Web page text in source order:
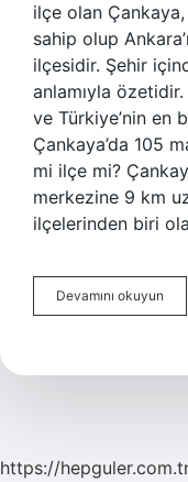
ilçe olan
sahip olup
ilçesidir. Şehir
anlamıyla özetidir.
ve Türkiye’nin en
Çankaya’da 105
mi ilçe mi?
merkezine 9 km
ilçelerinden biri
Devamını okuyun
Semt
Mi
https://